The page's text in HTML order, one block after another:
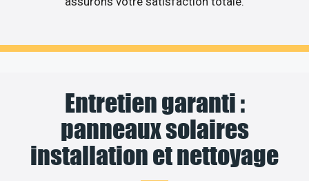
Entretien garanti :
panneaux solaires
installation et nettoyage